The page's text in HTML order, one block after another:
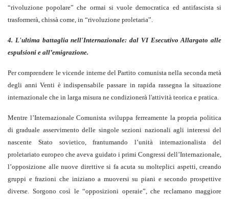
“rivoluzione popolare” che ormai si vuole democratica ed antifascista si
trasformerà, chissà come, in “rivoluzione proletaria”.
4. L'ultima battaglia nell'Internazionale: dal VI Esecutivo Allargato alle
espulsioni e all’emigrazione.
Per comprendere le vicende interne del Partito comunista nella seconda metà
degli anni Venti è indispensabile passare in rapida rassegna la situazione
internazionale che in larga misura ne condizionerà l'attività teorica e pratica.
Mentre l’Internazionale Comunista sviluppa ferreamente la propria politica
di graduale asservimento delle singole sezioni nazionali agli interessi del
nascente Stato sovietico, frantumando l’unità internazionalista del
proletariato europeo che aveva guidato i primi Congressi dell’Internazionale,
l’opposizione alle nuove direttive si fa acuta su molteplici aspetti, creando
gruppi e frazioni che iniziano a muoversi su piani e secondo prospettive
diverse. Sorgono così le “opposizioni operaie”, che reclamano maggiore